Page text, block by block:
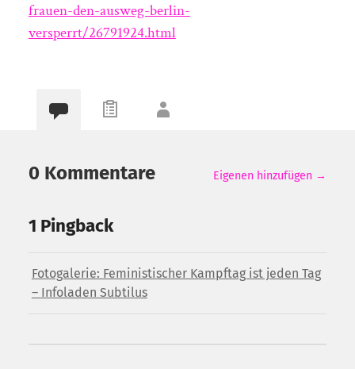
frauen-den-ausweg-berlin-
versperrt/26791924.html
0 Kommentare Eigenen hinzufügen →
1 Pingback
Fotogalerie: Feministischer Kampftag ist jeden Tag
– Infoladen Subtilus